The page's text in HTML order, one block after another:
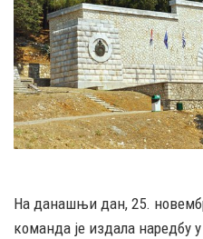
На данашњи дан, 25.
команда је издала наредбу у